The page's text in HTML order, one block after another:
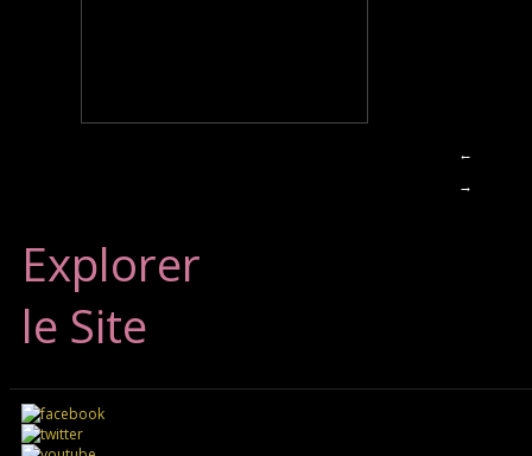
←
→
Explorer
le Site